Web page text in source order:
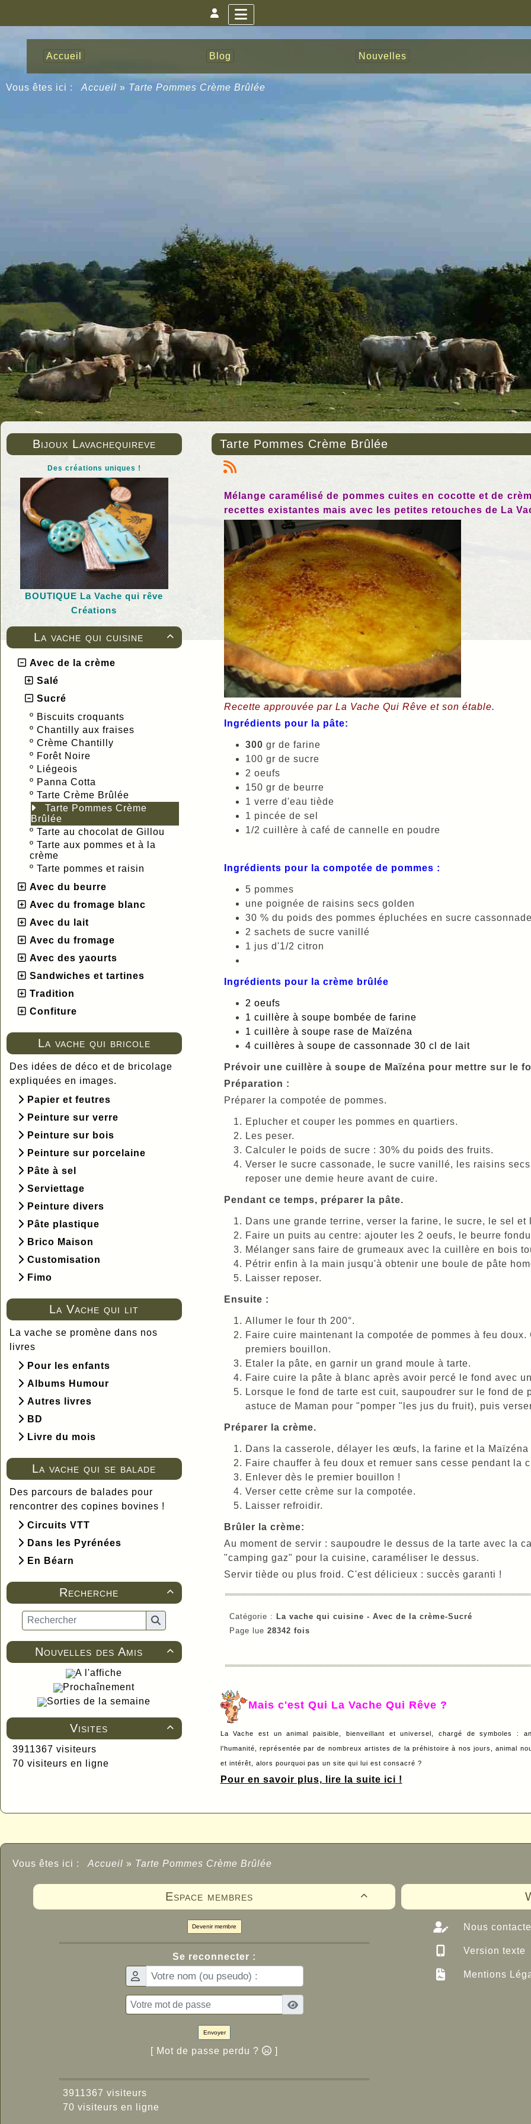
Accueil Blog Nouvelles
Vous êtes ici : Accueil » Tarte Pommes Crème Brûlée
Bijoux Lavachequireve
Des créations uniques !
BOUTIQUE La Vache qui rêve
Créations

La vache qui cuisine
Avec de la crème
Salé
Sucré
º Biscuits croquants
º Chantilly aux fraises
º Crème Chantilly
º Forêt Noire
º Liégeois
º Panna Cotta
º Tarte Crème Brûlée
Tarte Pommes Crème
Brûlée
º Tarte au chocolat de Gillou
º Tarte aux pommes et à la
crème
º Tarte pommes et raisin
Avec du beurre
Avec du fromage blanc
Avec du lait
Avec du fromage
Avec des yaourts
Sandwiches et tartines
Tradition
Confiture
La vache qui bricole
Des idées de déco et de bricolage
expliquées en images.
Papier et feutres
Peinture sur verre
Peinture sur bois
Peinture sur porcelaine
Pâte à sel
Serviettage
Peinture divers
Pâte plastique
Brico Maison
Customisation
Fimo
La Vache qui lit
La vache se promène dans nos
livres
Pour les enfants
Albums Humour
Autres livres
BD
Livre du mois
La vache qui se balade
Des parcours de balades pour
rencontrer des copines bovines !
Circuits VTT
Dans les Pyrénées
En Béarn

Recherche

Nouvelles des Amis
A l'affiche
Prochaînement
Sorties de la semaine

Visites
3911367 visiteurs
70 visiteurs en ligne
Tarte Pommes Crème Brûlée
Mélange caramélisé de pommes cuites en cocotte et de
recettes existantes mais avec les petites retouches de La
Recette approuvée par La Vache Qui Rêve et son étable.
Ingrédients pour la pâte:
300 gr de farine
100 gr de sucre
2 oeufs
150 gr de beurre
1 verre d'eau tiède
1 pincée de sel
1/2 cuillère à café de cannelle en poudre
Ingrédients pour la compotée de pommes :
5 pommes
une poignée de raisins secs golden
30 % du poids des pommes épluchées en sucre
2 sachets de sucre vanillé
1 jus d'1/2 citron
Ingrédients pour la crème brûlée
2 oeufs
1 cuillère à soupe bombée de farine
1 cuillère à soupe rase de Maïzéna
4 cuillères à soupe de cassonnade 30 cl de lait
Prévoir une cuillère à soupe de Maïzéna pour mettre sur le
Préparation :
Préparer la compotée de pommes.
Eplucher et couper les pommes en quartiers.
Les peser.
Calculer le poids de sucre : 30% du poids des fruits.
Verser le sucre cassonade, le sucre vanillé, les raisins
reposer une demie heure avant de cuire.
Pendant ce temps, préparer la pâte.
Dans une grande terrine, verser la farine, le sucre, le sel
Faire un puits au centre: ajouter les 2 oeufs, le beurre
Mélanger sans faire de grumeaux avec la cuillère en bois
Pétrir enfin à la main jusqu'à obtenir une boule de pâte
Laisser reposer.
Ensuite :
Allumer le four th 200°.
Faire cuire maintenant la compotée de pommes à feu
premiers bouillon.
Etaler la pâte, en garnir un grand moule à tarte.
Faire cuire la pâte à blanc après avoir percé le fond avec
Lorsque le fond de tarte est cuit, saupoudrer sur le fond
astuce de Maman pour "pomper "les jus du fruit), puis
Préparer la crème.
Dans la casserole, délayer les œufs, la farine et la
Faire chauffer à feu doux et remuer sans cesse pendant la
Enlever dès le premier bouillon !
Verser cette crème sur la compotée.
Laisser refroidir.
Brûler la crème:
Au moment de servir : saupoudre le dessus de la tarte avec la
"camping gaz" pour la cuisine, caraméliser le dessus.
Servir tiède ou plus froid. C'est délicieux : succès garanti !
Catégorie : La vache qui cuisine - Avec de la crème-Sucré
Page lue 28342 fois
Mais c'est Qui La Vache Qui Rêve ?
La Vache est un animal paisible, bienveillant et universel, chargé de symboles :
l'humanité, représentée par de nombreux artistes de la préhistoire à nos jours, animal
et intérêt, alors pourquoi pas un site qui lui est consacré ?
Pour en savoir plus, lire la suite ici !
Vous êtes ici : Accueil » Tarte Pommes Crème Brûlée

Espace membres
Devenir membre
Se reconnecter :
Envoyer
[ Mot de passe perdu ? ]
3911367 visiteurs
70 visiteurs en ligne
Nous
Version texte
Mentions